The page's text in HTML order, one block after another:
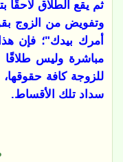
ثم يقع الطلاق لاحقًا
وتفويض من الزوج
أمرك بيدك"؛ فإن
مباشرة وليس طلاقًا
للزوجة كافة
سداد تلك الأقساط.